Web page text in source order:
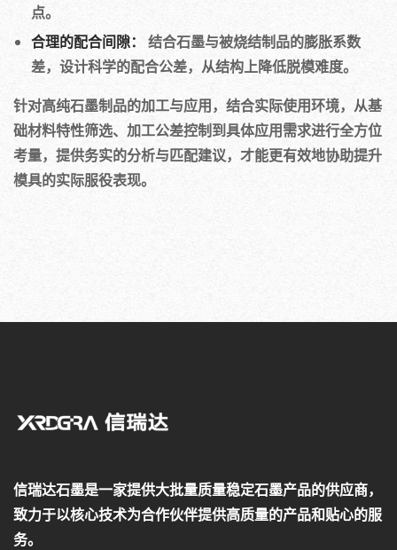
点。
合理的配合间隙：
结合石墨与被烧结制品的膨胀系数
差，设计科学的配合公差，从结构上降低脱模难度。
针对高纯石墨制品的加工与应用，结合实际使用环境，从基
础材料特性筛选、加工公差控制到具体应用需求进行全方位
考量，提供务实的分析与匹配建议，才能更有效地协助提升
模具的实际服役表现。
信瑞达石墨是一家提供大批量质量稳定石墨产品的供应商，
致力于以核心技术为合作伙伴提供高质量的产品和贴心的服
务。